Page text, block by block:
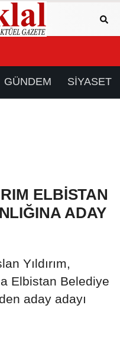
GÜNDEM SİYASET
ELBİSTAN
ADAY
Yıldırım,
Elbistan Belediye
aday adayı